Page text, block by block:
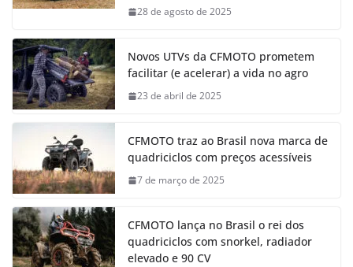
28 de agosto de 2025
Novos UTVs da CFMOTO prometem
facilitar (e acelerar) a vida no agro
23 de abril de 2025
CFMOTO traz ao Brasil nova marca de
quadriciclos com preços acessíveis
7 de março de 2025
CFMOTO lança no Brasil o rei dos
quadriciclos com snorkel, radiador
elevado e 90 CV